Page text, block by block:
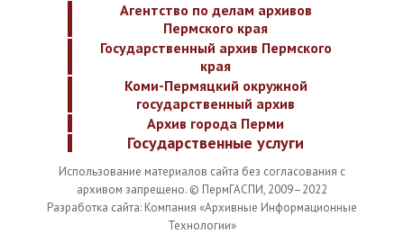
Агентство по делам архивов
Пермского края
Государственный архив Пермского
края
Коми-Пермяцкий окружной
государственный архив
Архив города Перми
Государственные услуги
Использование материалов сайта без согласования с
архивом запрещено. © ПермГАСПИ, 2009–2022
Разработка сайта: Компания «Архивные Информационные
Технологии»